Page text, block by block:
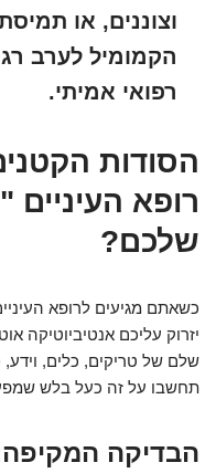
וצוננים, או
הקמומיל לערב
רפואי אמיתי.
הסודות
רופא
שלכם?
כשאתם מגיעים לרופא
יזרוק עליכם אנטיביוטיקה
שלם של טריקים, כלים, וידע,
תחשבו על זה כעל בלש
הבדיקה